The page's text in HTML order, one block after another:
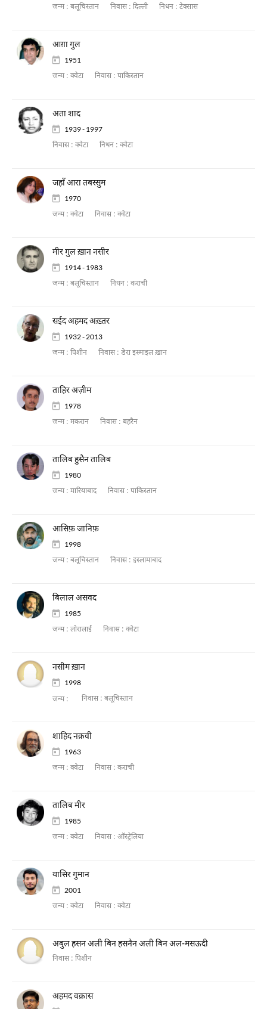
जन्म : बलूचिस्तान निवास : दिल्ली निधन : टेक्सास
आग़ा गुल
1951
जन्म : क्वेटा निवास : पाकिस्तान
अता शाद
1939 - 1997
निवास : क्वेटा निधन : क्वेटा
जहाँ आरा तबस्सुम
1970
जन्म : क्वेटा निवास : क्वेटा
मीर गुल ख़ान नसीर
1914 - 1983
जन्म : बलूचिस्तान निधन : कराची
सईद अहमद अख़्तर
1932 - 2013
जन्म : पिशीन निवास : डेरा इस्माइल ख़ान
ताहिर अज़ीम
1978
जन्म : मकरान निवास : बहरैन
तालिब हुसैन तालिब
1980
जन्म : मारियाबाद निवास : पाकिस्तान
आसिफ़ जानिफ़
1998
जन्म : बलूचिस्तान निवास : इस्लामाबाद
बिलाल असवद
1985
जन्म : लोरालाई निवास : क्वेटा
नसीम ख़ान
1998
जन्म : निवास : बलूचिस्तान
शाहिद नक़वी
1963
जन्म : क्वेटा निवास : कराची
तालिब मीर
1985
जन्म : क्वेटा निवास : ऑस्ट्रेलिया
यासिर गुमान
2001
जन्म : क्वेटा निवास : क्वेटा
अबुल हसन अली बिन हसनैन अली बिन अल-मसऊदी
निवास : पिशीन
अहमद वक़ास